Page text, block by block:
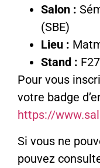
Salon :
(SBE)
Lieu :
Stand : F27
Pour vous
votre badge
https://
Si vous ne
pouvez